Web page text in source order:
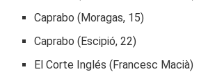
Caprabo (Moragas, 15)
Caprabo (Escipió, 22)
El Corte Inglés (Francesc Macià)